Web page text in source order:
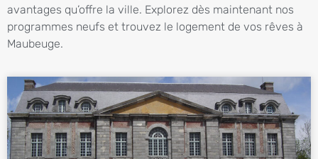
avantages qu’offre la ville. Explorez dès maintenant nos
programmes neufs et trouvez le logement de vos rêves à
Maubeuge.